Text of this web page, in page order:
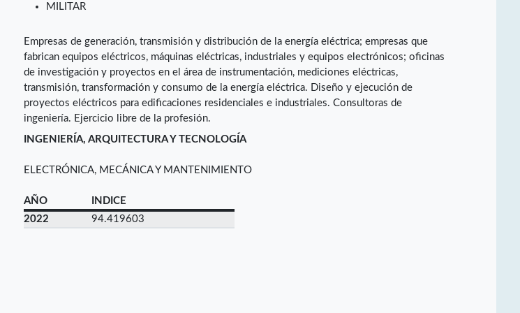
MILITAR
Empresas de generación, transmisión y distribución de la energía eléctrica; empresas que
fabrican equipos eléctricos, máquinas eléctricas, industriales y equipos electrónicos; oficinas
de investigación y proyectos en el área de instrumentación, mediciones eléctricas,
transmisión, transformación y consumo de la energía eléctrica. Diseño y ejecución de
proyectos eléctricos para edificaciones residenciales e industriales. Consultoras de
ingeniería. Ejercicio libre de la profesión.
INGENIERÍA, ARQUITECTURA Y TECNOLOGÍA
ELECTRÓNICA, MECÁNICA Y MANTENIMIENTO
AÑO
INDICE
2022
94.419603